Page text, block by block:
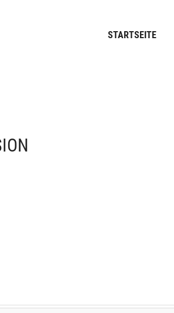
STARTSEITE